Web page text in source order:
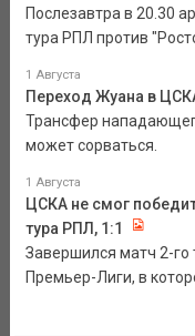
Послезавтра в 20.30
тура РПЛ против
1 Августа
Переход Жуана в
Трансфер
может сорваться.
1 Августа
ЦСКА не смог
тура РПЛ, 1:1
Завершился матч 2-го
Премьер-Лиги, в